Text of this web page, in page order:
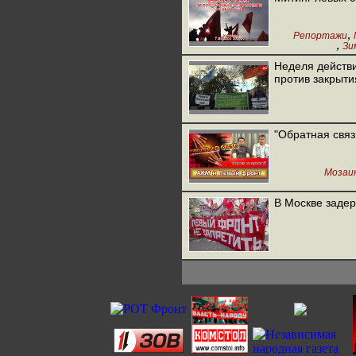
Репортажи,
,
Неделя
против
"Обратная
В Москве